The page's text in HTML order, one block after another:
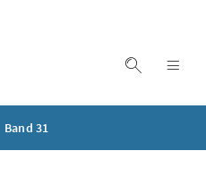
Suche
Band 31